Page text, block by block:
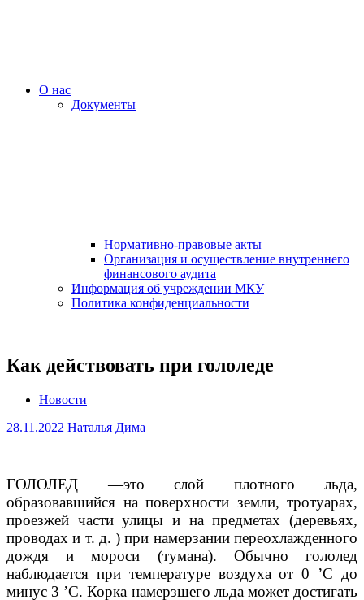
О нас
Документы
Нормативно-правовые акты
Организация и осуществление внутреннего
финансового аудита
Информация об учреждении МКУ
Политика конфиденциальности
Как действовать при гололеде
Новости
28.11.2022 Наталья Дима
ГОЛОЛЕД —это слой плотного льда,
образовавшийся на поверхности земли, тротуарах,
проезжей части улицы и на предметах (деревьях,
проводах и т. д. ) при намерзании переохлажденного
дождя и мороси (тумана). Обычно гололед
наблюдается при температуре воздуха от 0 ’С до
минус 3 ’C. Корка намерзшего льда может достигать